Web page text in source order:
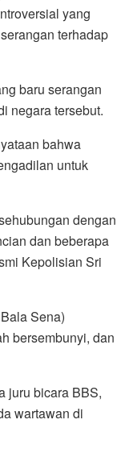
yang
terhadap
baru serangan
negara tersebut.
bahwa
untuk
dengan
dan beberapa
Kepolisian Sri
Sena)
bersembunyi, dan
juru bicara BBS,
wartawan di